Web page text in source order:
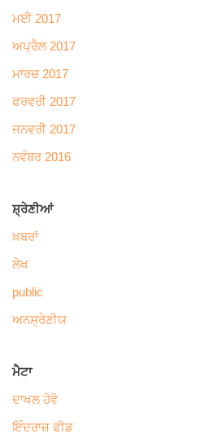
ਮਈ 2017
ਅਪ੍ਰੈਲ 2017
ਮਾਰਚ 2017
ਫਰਵਰੀ 2017
ਜਨਵਰੀ 2017
ਨਵੰਬਰ 2016
ਸ਼੍ਰੇਣੀਆਂ
ਖ਼ਬਰਾਂ
ਲੇਖ
public
ਅਨਸ਼੍ਰੇਣੀਯ
ਮੈਟਾ
ਦਾਖਲ ਹੋਵੋ
ਇੰਦਰਾਜ਼ ਫੀਡ